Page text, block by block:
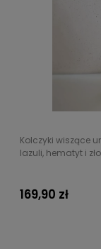
Kolczyki wiszące
lazuli, hematyt i
169,90 zł